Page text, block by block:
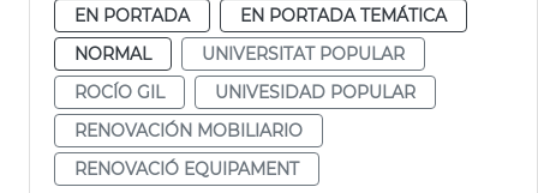
EN PORTADA
EN PORTADA TEMÁTICA
NORMAL
UNIVERSITAT POPULAR
ROCÍO GIL
UNIVESIDAD POPULAR
RENOVACIÓN MOBILIARIO
RENOVACIÓ EQUIPAMENT